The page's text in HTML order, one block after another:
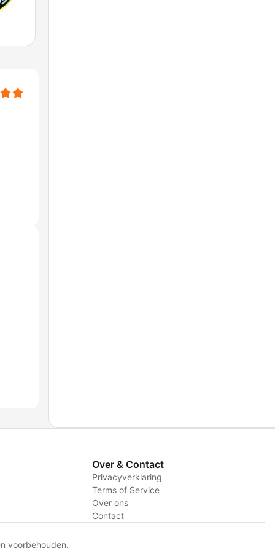
Over & Contact
Privacyverklaring
Terms of Service
Over ons
Contact
voorbehouden.